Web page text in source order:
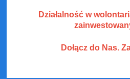
Działalność w
Dołącz do Nas.